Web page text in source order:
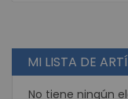
MI LISTA DE
No tiene ningún